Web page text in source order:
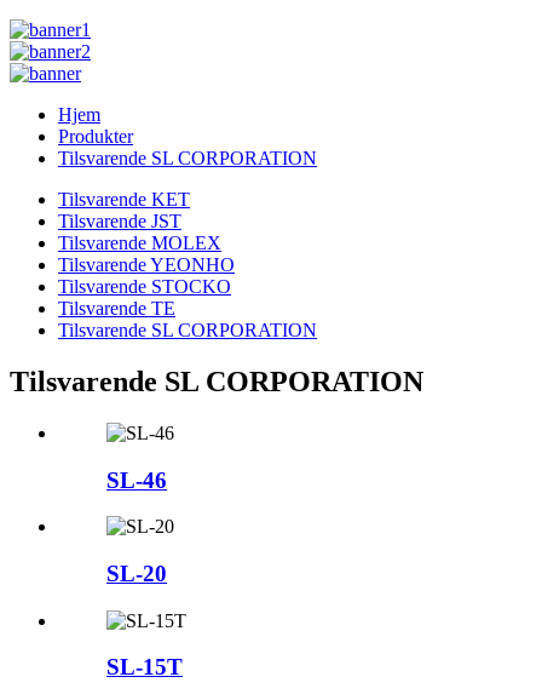
Hjem
Produkter
Tilsvarende SL CORPORATION
Tilsvarende KET
Tilsvarende JST
Tilsvarende MOLEX
Tilsvarende YEONHO
Tilsvarende STOCKO
Tilsvarende TE
Tilsvarende SL CORPORATION
Tilsvarende SL CORPORATION
SL-46
SL-20
SL-15T